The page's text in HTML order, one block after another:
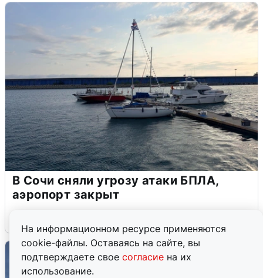
На информационном ресурсе применяются
cookie-файлы. Оставаясь на сайте, вы
подтверждаете свое согласие на их
использование.
В Сочи сняли угрозу атаки БПЛА,
аэропорт закрыт